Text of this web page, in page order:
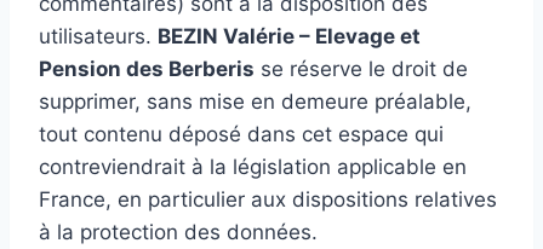
utilisateurs. BEZIN Valérie – Elevage et
Pension des Berberis se réserve le droit de
supprimer, sans mise en demeure préalable,
tout contenu déposé dans cet espace qui
contreviendrait à la législation applicable en
France, en particulier aux dispositions relatives
à la protection des données.